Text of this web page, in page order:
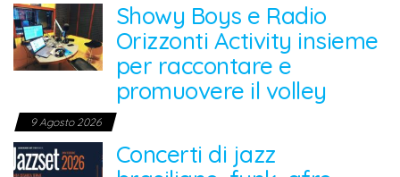
Showy Boys e Radio
Orizzonti Activity insieme
per raccontare e
promuovere il volley
9 Agosto 2026
Concerti di jazz